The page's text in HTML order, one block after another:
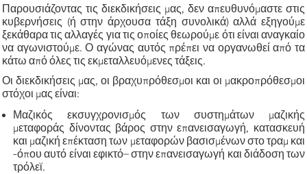
Παρουσιάζοντας τις διεκδικήσεις μας, δεν απευθυνόμαστε στις
κυβερνήσεις (ή στην άρχουσα τάξη συνολικά) αλλά εξηγούμε
ξεκάθαρα τις αλλαγές για τις οποίες θεωρούμε ότι είναι αναγκαίο
να αγωνιστούμε. Ο αγώνας αυτός πρέπει να οργανωθεί από τα
κάτω από όλες τις εκμεταλλευόμενες τάξεις.
Οι διεκδικήσεις μας, οι βραχυπρόθεσμοι και οι μακροπρόθεσμοι
στόχοι μας είναι:
Μαζικός εκσυγχρονισμός των συστημάτων μαζικής
μεταφοράς δίνοντας βάρος στην επανεισαγωγή, κατασκευή
και μαζική επέκταση των μεταφορών βασισμένων στο τραμ και
-όπου αυτό είναι εφικτό– στην επανεισαγωγή και διάδοση των
τρόλεϊ.